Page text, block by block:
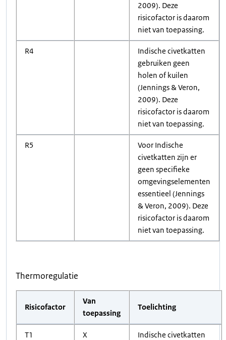
2009). Deze
risicofactor is daarom
niet van toepassing.
R4
Indische civetkatten
gebruiken geen
holen of kuilen
(Jennings & Veron,
2009). Deze
risicofactor is daarom
niet van toepassing.
R5
Voor Indische
civetkatten zijn er
geen specifieke
omgevingselementen
essentieel (Jennings
& Veron, 2009). Deze
risicofactor is daarom
niet van toepassing.
Thermoregulatie
Risicofactor
Van
toepassing
Toelichting
T1 X
Indische civetkatten